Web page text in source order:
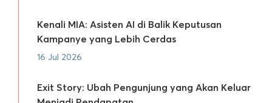
Kenali MIA: Asisten AI di Balik Keputusan
Kampanye yang Lebih Cerdas
16 Jul 2026
Exit Story: Ubah Pengunjung yang Akan Keluar